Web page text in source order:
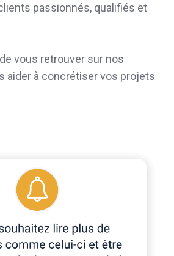
passionnés, qualifiés et
vous retrouver sur nos
aider à concrétiser vos projets